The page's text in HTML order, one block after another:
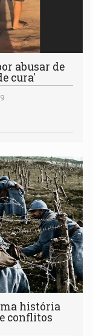
abusar de
cura'
história
conflitos